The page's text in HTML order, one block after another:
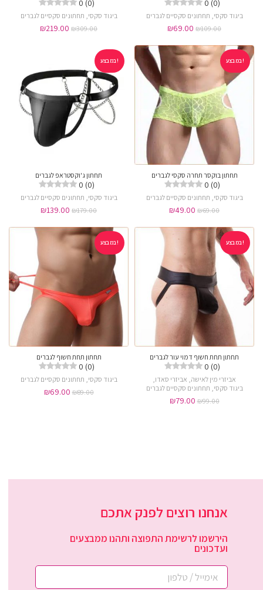
0 (0)
ביגוד סקסי, תחתונים סקסיים לגברים
₪109.00
₪69.00
0 (0)
ביגוד סקסי, תחתונים סקסיים לגברים
₪309.00
₪219.00
במבצע!
תחתון בוקסר תחרה סקסי לגברים
0 (0)
ביגוד סקסי, תחתונים סקסיים לגברים
₪69.00
₪49.00
במבצע!
תחתון ג'וקסטראפ לגברים
0 (0)
ביגוד סקסי, תחתונים סקסיים לגברים
₪179.00
₪139.00
במבצע!
תחתון תחת חשוף דמוי עור לגברים
0 (0)
אביזרי מין לאישה, אביזרי סאדו,
ביגוד סקסי, תחתונים סקסיים לגברים
₪99.00
₪79.00
במבצע!
תחתון תחת חשוף לגברים
0 (0)
ביגוד סקסי, תחתונים סקסיים לגברים
₪89.00
₪69.00
אנחנו רוצים לפנק אתכם
הירשמו לרשימת התפוצה ותהנו ממבצעים
ועדכונים